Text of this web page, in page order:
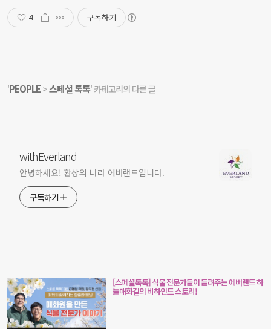
4 구독하기
'PEOPLE >스페셜 톡톡' 카테고리의 다른 글
withEverland
안녕하세요! 환상의 나라 에버랜드입니다.
구독하기
[스페셜톡톡] 식물 전문가들이 들려주는 에버랜드 하
늘매화길의 비하인드 스토리!